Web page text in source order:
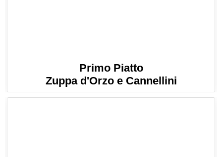
Primo Piatto
Zuppa d'Orzo e Cannellini